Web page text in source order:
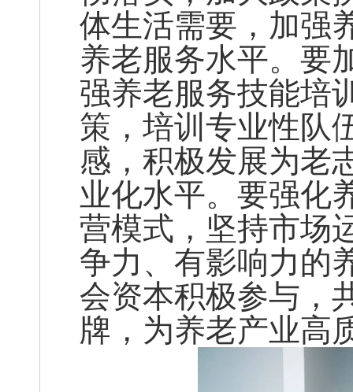
体生活需要，加强
养老服务水平。要
强养老服务技能培
策，培训专业性队
感，积极发展为老
业化水平。要强化
营模式，坚持市场
争力、有影响力的
会资本积极参与，
牌，为养老产业高